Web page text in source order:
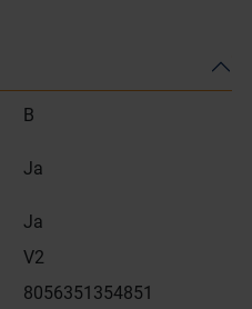
B
Ja
Ja
V2
8056351354851